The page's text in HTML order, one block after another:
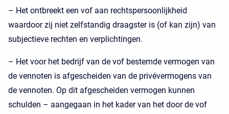
– Het ontbreekt een vof aan rechtspersoonlijkheid
waardoor zij niet zelfstandig draagster is (of kan zijn) van
subjectieve rechten en verplichtingen.
– Het voor het bedrijf van de vof bestemde vermogen van
de vennoten is afgescheiden van de privévermogens van
de vennoten. Op dit afgescheiden vermogen kunnen
schulden – aangegaan in het kader van het door de vof